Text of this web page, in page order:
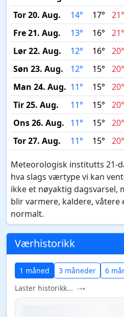
Tor 20. Aug.
14° 17° 21°
Fre 21. Aug.
13° 16° 21°
Lør 22. Aug.
12° 16° 20°
Søn 23. Aug.
12° 15° 20°
Man 24. Aug. 11° 15° 20°
Tir 25. Aug.
11° 15° 20°
Ons 26. Aug.
11° 15° 20°
Tor 27. Aug.
11° 15° 20°
Meteorologisk institutts 21-
hva slags værtype vi kan
ikke et nøyaktig dagsvarsel,
blir varmere, kaldere,
normalt.
Værhistorikk
1 måned 3 måneder 6
Laster historikk...